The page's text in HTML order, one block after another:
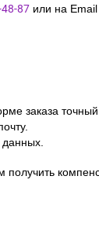
87 или на
заказа